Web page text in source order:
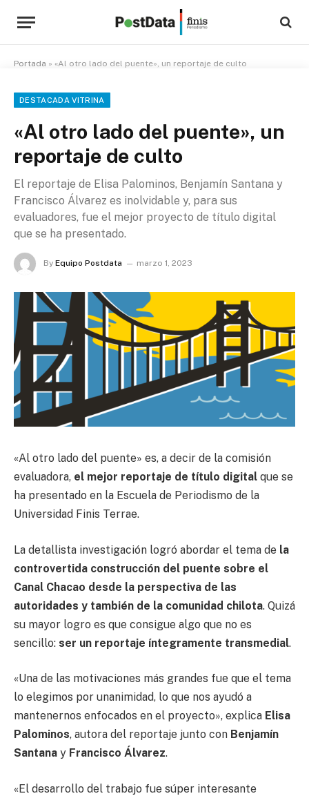
Portada » «Al otro lado del puente», un reportaje de culto
DESTACADA VITRINA
«Al otro lado del puente», un
reportaje de culto
El reportaje de Elisa Palominos, Benjamín Santana y
Francisco Álvarez es inolvidable y, para sus
evaluadores, fue el mejor proyecto de título digital
que se ha presentado.
By Equipo Postdata marzo 1, 2023
«Al otro lado del puente» es, a decir de la comisión
evaluadora, el mejor reportaje de título digital que se
ha presentado en la Escuela de Periodismo de la
Universidad Finis Terrae.
La detallista investigación logró abordar el tema de la
controvertida construcción del puente sobre el
Canal Chacao desde la perspectiva de las
autoridades y también de la comunidad chilota. Quizá
su mayor logro es que consigue algo que no es
sencillo: ser un reportaje íntegramente transmedial.
«Una de las motivaciones más grandes fue que el tema
lo elegimos por unanimidad, lo que nos ayudó a
mantenernos enfocados en el proyecto», explica Elisa
Palominos, autora del reportaje junto con Benjamín
Santana y Francisco Álvarez.
«El desarrollo del trabajo fue súper interesante